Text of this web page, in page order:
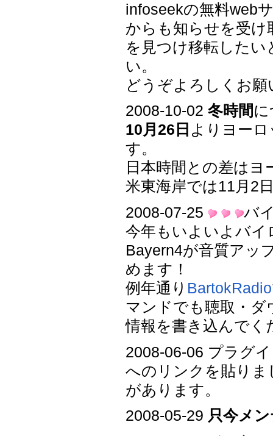
infoseekの無料web
からも知らせを受け
を見つけ移転した
い。
どうぞよろしくお
2008-10-02冬時間
10月26日 よりヨー
す。
日本時間との差は
米東海岸では11月2
2008-07-25
バ
今年もいよいよバイ
Bayern4が音質アッ
めます！
例年通り BartokRadio
マンドでも聴取・
情報を書き込んで
2008-06-06 プラグ
へのリンクを貼り
があります。
2008-05-29 只今メ